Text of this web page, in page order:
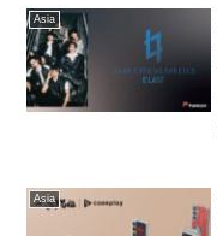
Asia
Asia